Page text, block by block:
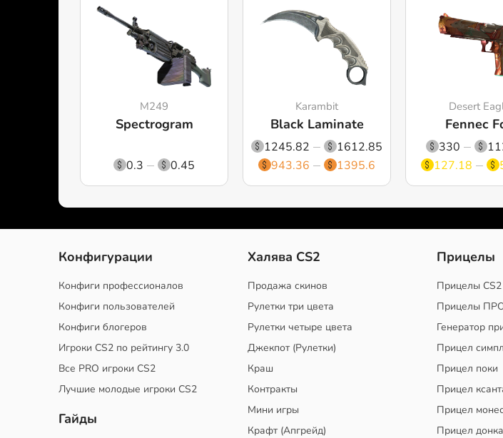
M249
Spectrogram
0.3 0.45
Karambit
Black Laminate
1245.82
1612.85
943.36
1395.6
Desert
Fennec
330
127.18
Конфигурации
Конфиги профессионалов
Конфиги пользователей
Конфиги блогеров
Игроки CS2 по рейтингу 3.0
Все PRO игроки CS2
Лучшие молодые игроки CS2
Гайды
Халява CS2
Продажа скинов
Рулетки три цвета
Рулетки четыре цвета
Джекпот (Рулетки)
Краш
Контракты
Мини игры
Крафт (Апгрейд)
Прицелы
Прицелы CS2
Прицелы ПРО
Генератор
Прицел
Прицел поки
Прицел
Прицел
Прицел донка